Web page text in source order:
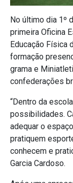
No último dia 1º
primeira Oficina
Educação Física
formação
grama e
confederações
“Dentro da
possibilidades.
adequar o
pratiquem
conhecem e
Garcia Cardoso.